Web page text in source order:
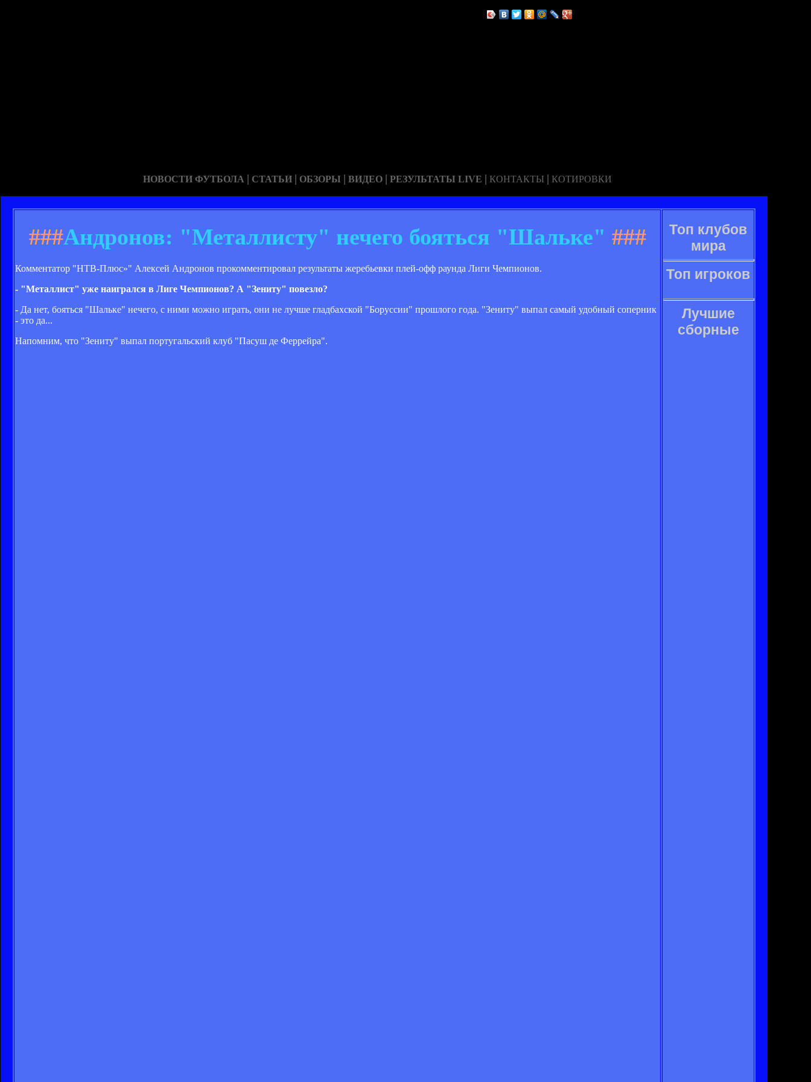
НОВОСТИ ФУТБОЛА | СТАТЬИ | ОБЗОРЫ | ВИДЕО | РЕЗУЛЬТАТЫ LIVE | КОНТАКТЫ | КОТИРОВКИ
###Андронов: "Металлисту" нечего бояться "Шальке" ###
Комментатор "НТВ-Плюс»" Алексей Андронов прокомментировал результаты жеребьевки плей-офф раунда Лиги Чемпионов.
- "Металлист" уже наигрался в Лиге Чемпионов? А "Зениту" повезло?
- Да нет, бояться "Шальке" нечего, с ними можно играть, они не лучше гладбахской "Боруссии" прошлого года. "Зениту" выпал самый удобный соперник
- это да...
Напомним, что "Зениту" выпал португальский клуб "Пасуш де Феррейра".
Топ клубов
мира
Топ игроков
Лучшие
сборные